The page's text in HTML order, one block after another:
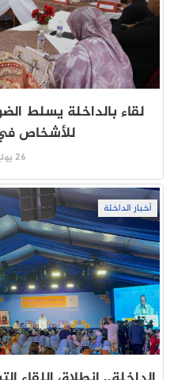
لقاء بالداخلة يسلط
للأشخاص
26 يوليو 2026
أخبار الداخلة